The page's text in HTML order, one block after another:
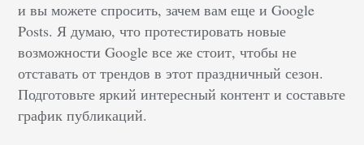
и вы можете спросить, зачем вам еще и Google
Posts. Я думаю, что протестировать новые
возможности Google все же стоит, чтобы не
отставать от трендов в этот праздничный сезон.
Подготовьте яркий интересный контент и составьте
график публикаций.